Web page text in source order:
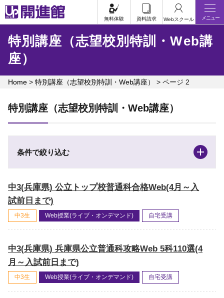
Skip
to
content
無料体験 資料請求 Webスクール メニュー
特別講座（志望校別特訓・Web講
座）
Home > 特別講座（志望校別特訓・Web講座） > ページ 2
特別講座（志望校別特訓・Web講座）
条件で絞り込む
中3(兵庫県) 公立トップ校普通科合格Web(4月～入
試前日まで)
中3生 Web授業(ライブ・オンデマンド) 自宅受講
中3(兵庫県) 兵庫県公立普通科攻略Web 5科110選(4
月～入試前日まで)
中3生 Web授業(ライブ・オンデマンド) 自宅受講